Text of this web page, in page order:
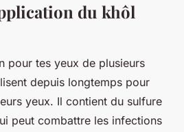
du khôl
pour tes yeux de plusieurs
depuis longtemps pour
yeux. Il contient du sulfure
peut combattre les infections